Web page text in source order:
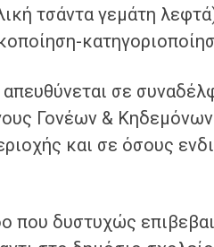
τσάντα γεμάτη
σε
Γονέων &
και σε όσους
που δυστυχώς